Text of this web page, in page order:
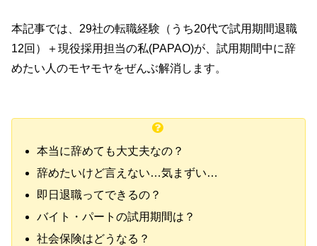
本記事では、29社の転職経験（うち20代で試用期間退職
12回）＋現役採用担当の私(PAPAO)が、試用期間中に辞
めたい人のモヤモヤをぜんぶ解消します。
本当に辞めても大丈夫なの？
辞めたいけど言えない…気まずい…
即日退職ってできるの？
バイト・パートの試用期間は？
社会保険はどうなる？